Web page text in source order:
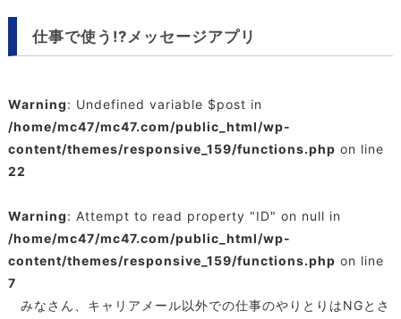
仕事で使う!?メッセージアプリ
Warning: Undefined variable $post in
/home/mc47/mc47.com/public_html/wp-
content/themes/responsive_159/functions.php on line
22
Warning: Attempt to read property "ID" on null in
/home/mc47/mc47.com/public_html/wp-
content/themes/responsive_159/functions.php on line
7
みなさん、キャリアメール以外での仕事のやりとりはNGとさ